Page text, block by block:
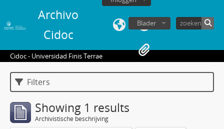
Archivo
Cidoc
Blader
Cidoc - Universidad Finis Terrae
Filters
Showing 1 results
Archivistische beschrijving